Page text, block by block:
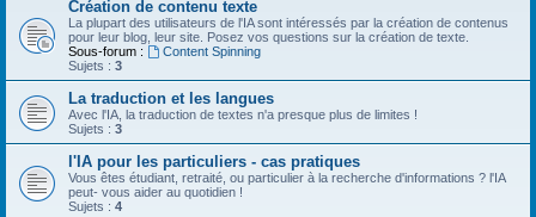
Création de contenu texte
La plupart des utilisateurs de l'IA sont intéressés par la création de contenus
pour leur blog, leur site. Posez vos questions sur la création de texte.
Sous-forum :
Content Spinning
Sujets : 3
La traduction et les langues
Avec l'IA, la traduction de textes n'a presque plus de limites !
Sujets : 3
l'IA pour les particuliers - cas pratiques
Vous êtes étudiant, retraité, ou particulier à la recherche d'informations ? l'IA
peut- vous aider au quotidien !
Sujets : 4